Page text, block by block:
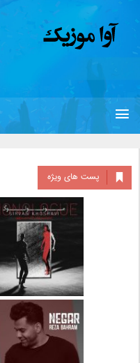
پست های ویژه
دانلود آلبوم جدید سیروان
خسروی بنام مونولوگ